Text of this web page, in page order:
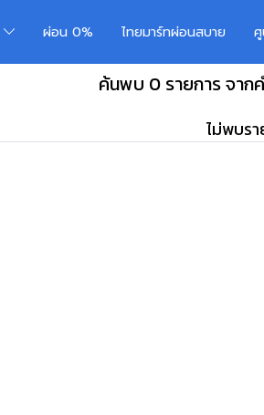
ผ่อน 0% ไทยมาร์ทผ่อนสบาย
ค้นพบ 0 รายการ จาก
ไม่พบรา